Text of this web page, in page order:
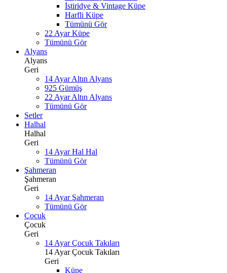
İstiridye & Vintage Küpe
Harfli Küpe
Tümünü Gör
22 Ayar Küpe
Tümünü Gör
Alyans
Alyans
Geri
14 Ayar Altın Alyans
925 Gümüş
22 Ayar Altın Alyans
Tümünü Gör
Setler
Halhal
Halhal
Geri
14 Ayar Hal Hal
Tümünü Gör
Şahmeran
Şahmeran
Geri
14 Ayar Şahmeran
Tümünü Gör
Çocuk
Çocuk
Geri
14 Ayar Çocuk Takıları
14 Ayar Çocuk Takıları
Geri
Küpe